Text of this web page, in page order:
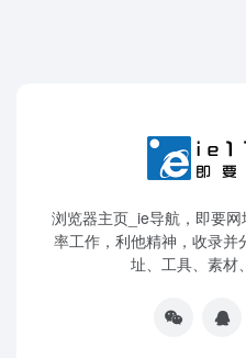
浏览器主页_ie导航，即要
率工作，利他精神，收录并
址、工具、素材